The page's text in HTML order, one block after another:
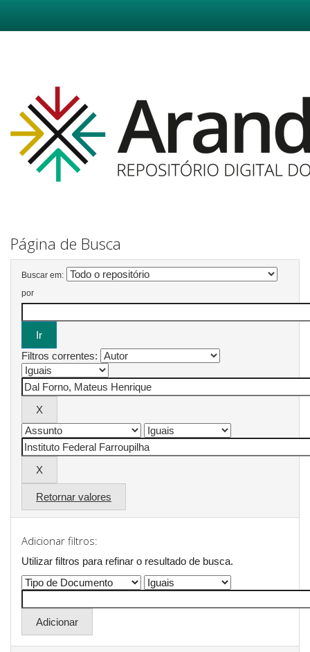
Página de Busca
Buscar em:
por
Filtros correntes:
Retornar valores
Adicionar filtros:
Utilizar filtros para refinar o resultado de busca.